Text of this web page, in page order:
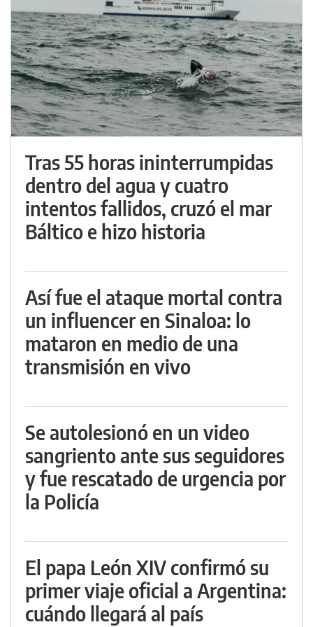
Tras 55 horas ininterrumpidas
dentro del agua y cuatro
intentos fallidos, cruzó el mar
Báltico e hizo historia
Así fue el ataque mortal contra
un influencer en Sinaloa: lo
mataron en medio de una
transmisión en vivo
Se autolesionó en un video
sangriento ante sus seguidores
y fue rescatado de urgencia por
la Policía
El papa León XIV confirmó su
primer viaje oficial a Argentina:
cuándo llegará al país